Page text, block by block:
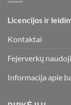
Licencijos ir
Kontaktai
Fejerverkų
Informacija apie